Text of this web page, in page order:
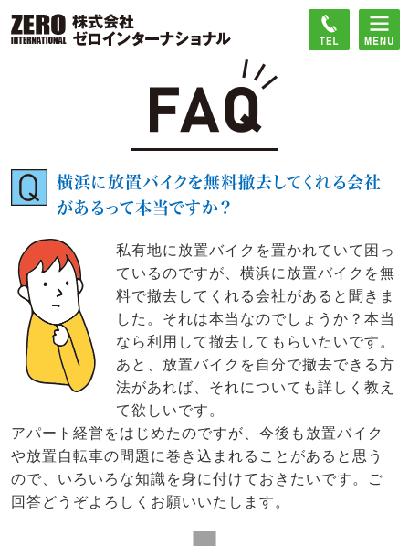
横浜に放置バイクを無料撤去してくれる会社
があるって本当ですか？
私有地に放置バイクを置かれていて困っ
ているのですが、横浜に放置バイクを無
料で撤去してくれる会社があると聞きま
した。それは本当なのでしょうか？本当
なら利用して撤去してもらいたいです。
あと、放置バイクを自分で撤去できる方
法があれば、それについても詳しく教え
て欲しいです。
アパート経営をはじめたのですが、今後も放置バイク
や放置自転車の問題に巻き込まれることがあると思う
ので、いろいろな知識を身に付けておきたいです。ご
回答どうぞよろしくお願いいたします。